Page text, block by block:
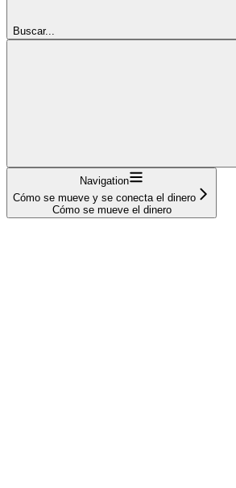
Buscar...
Navigation
Cómo se mueve y se conecta el dinero
Cómo se mueve el dinero